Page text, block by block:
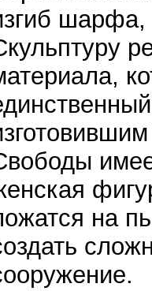
шарфа,
на